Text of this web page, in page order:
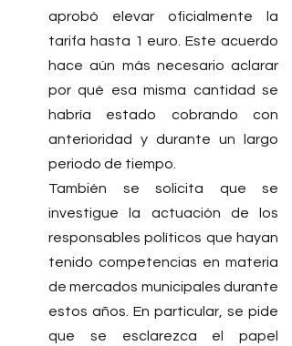
aprobó elevar oficialmente la
tarifa hasta 1 euro. Este acuerdo
hace aún más necesario aclarar
por qué esa misma cantidad se
habría estado cobrando con
anterioridad y durante un largo
periodo de tiempo.
También se solicita que se
investigue la actuación de los
responsables políticos que hayan
tenido competencias en materia
de mercados municipales durante
estos años. En particular, se pide
que se esclarezca el papel